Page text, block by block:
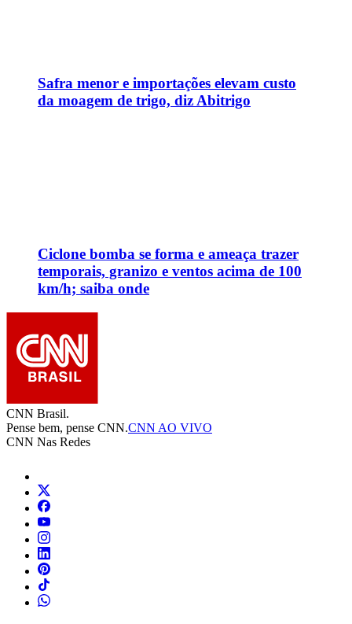
Mais
Equipe CNN Brasil
Blogs
Colunas
Fórum CNN
Mapa do site